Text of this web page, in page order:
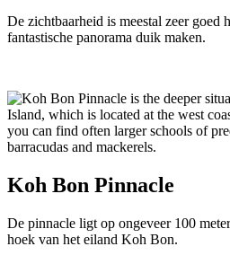
De zichtbaarheid is meestal zeer goed
fantastische panorama duik maken.
Koh Bon Pinnacle
De pinnacle ligt op ongeveer 100
hoek van het eiland Koh Bon.